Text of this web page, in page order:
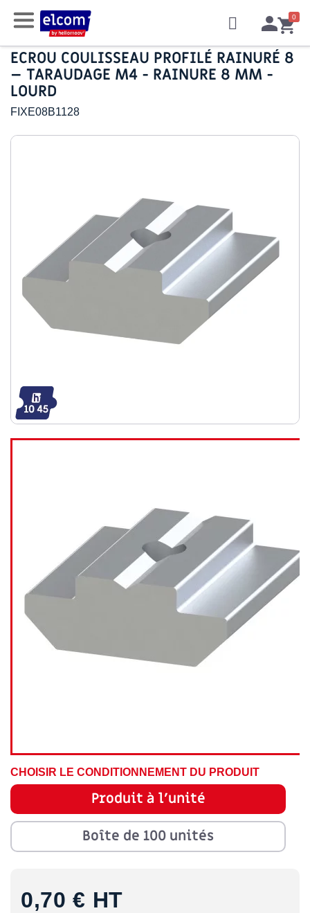
ECROU COULISSEAU PROFILÉ RAINURÉ 8
– TARAUDAGE M4 - RAINURE 8 MM -
LOURD
FIXE08B1128
CHOISIR LE CONDITIONNEMENT DU PRODUIT
Produit à l'unité
Boîte de 100 unités
0,70 € HT